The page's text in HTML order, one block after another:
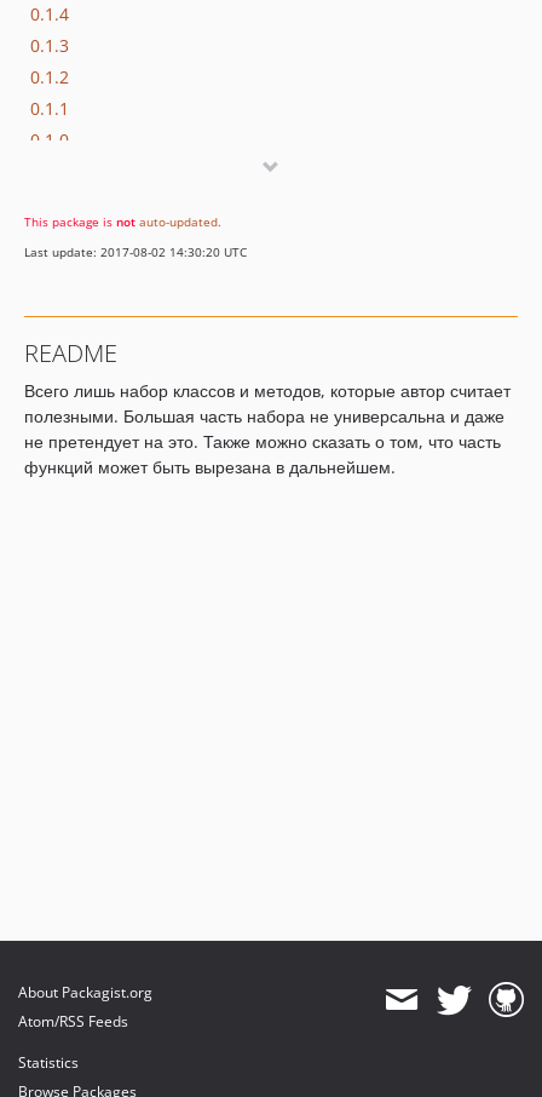
0.1.4
0.1.3
0.1.2
0.1.1
0.1.0
This package is not auto-updated.
Last update: 2017-08-02 14:30:20 UTC
README
Всего лишь набор классов и методов, которые автор считает
полезными. Большая часть набора не универсальна и даже
не претендует на это. Также можно сказать о том, что часть
функций может быть вырезана в дальнейшем.
About Packagist.org
Atom/RSS Feeds
Statistics
Browse Packages